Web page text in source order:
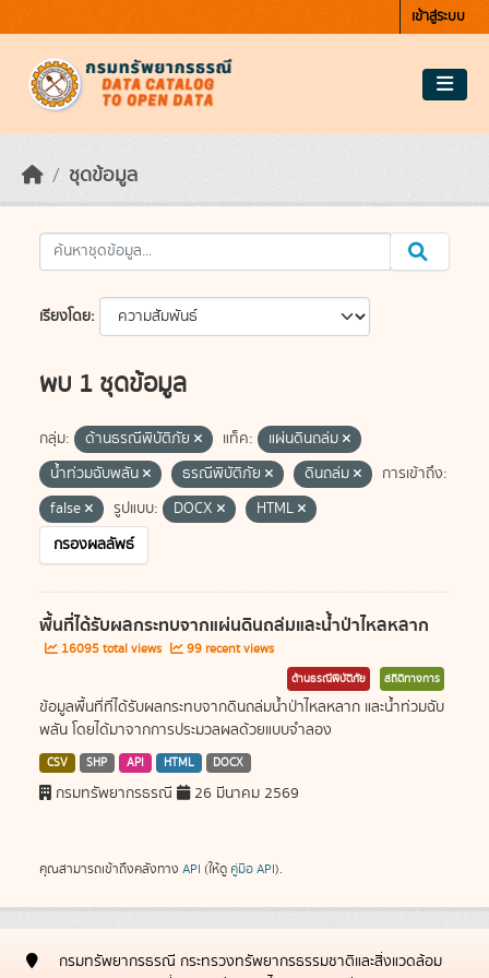
เข้าสู่ระบบ
ชุดข้อมูล
เรียงโดย
พบ 1 ชุดข้อมูล
กลุ่ม: ด้านธรณีพิบัติภัย แท็ค:
แผ่นดินถล่ม
น้ำท่วมฉับพลัน
ธรณีพิบัติภัย ดินถล่ม
การเข้าถึง:
false
รูปแบบ: DOCX
HTML
กรองผลลัพธ์
พื้นที่ได้รับผลกระทบจากแผ่นดินถล่มและน้ำป่าไหลหลาก
16095 total views 99 recent views
ด้านธรณีพิบัติภัย สถิติทางการ
ข้อมูลพื้นที่ที่ได้รับผลกระทบจากดินถล่มน้ำป่าไหลหลาก และน้ำท่วมฉับ
พลัน โดยได้มาจากการประมวลผลด้วยแบบจำลอง
CSV SHP API HTML DOCX
กรมทรัพยากรธรณี 26 มีนาคม 2569
คุณสามารถเข้าถึงคลังทาง API (ให้ดู คู่มือ API).
กรมทรัพยากรธรณี กระทรวงทรัพยากรธรรมชาติและสิ่งแวดล้อม